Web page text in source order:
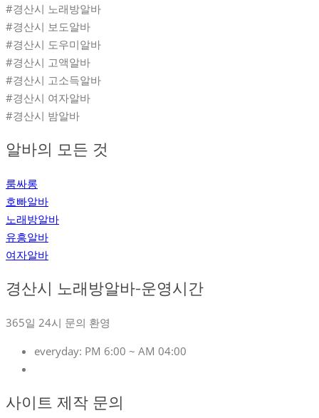
#경산시 노래방알바
#경산시 보도알바
#경산시 도우미알바
#경산시 고액알바
#경산시 고소득알바
#경산시 여자알바
#경산시 밤알바
알바의 모든 것
룸싸롱
호빠알바
노래방알바
유흥알바
여자알바
경산시 노래방알바-운영시간
365일 24시 문의 환영
everyday: PM 6:00 ~ AM 04:00
사이트 제작 문의